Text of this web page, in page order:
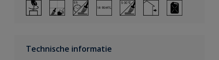
Technische informatie